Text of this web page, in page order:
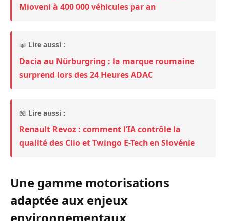
Mioveni à 400 000 véhicules par an
📖 Lire aussi :
Dacia au Nürburgring : la marque roumaine
surprend lors des 24 Heures ADAC
📖 Lire aussi :
Renault Revoz : comment l’IA contrôle la
qualité des Clio et Twingo E-Tech en Slovénie
Une gamme motorisations
adaptée aux enjeux